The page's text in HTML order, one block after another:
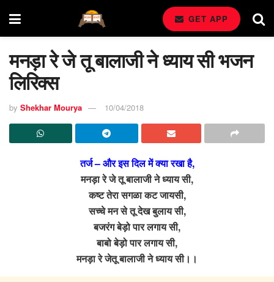
GET APP
मनड़ा रे जे तू बालाजी ने ध्याय सी भजन
लिरिक्स
by Shekhar Mourya 10/04/2018
तर्ज – और इस दिल में क्या रखा है,
मनड़ा रे जे तू बालाजी ने ध्याय सी,
कष्ट तेरा सगळा कट जायसी,
सच्चे मन से तू देख बुलाय सी,
बजरंग बेड़ो पार लगाय सी,
बाबो बेड़ो पार लगाय सी,
मनड़ा रे जेतू बालाजी ने ध्याय सी।।